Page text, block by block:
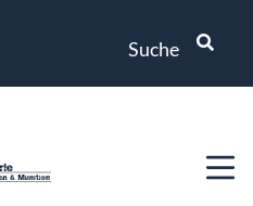
Suche